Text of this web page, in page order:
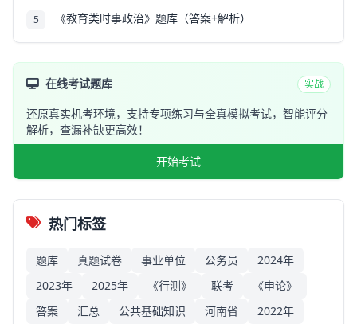
5 《教育类时事政治》题库（答案+解析）
在线考试题库 实战
还原真实机考环境，支持专项练习与全真模拟考试，智能评分
解析，查漏补缺更高效！
开始考试
热门标签
题库 真题试卷 事业单位 公务员
2024年
2023年
2025年 《行测》 联考
《申论》
答案
汇总 公共基础知识 河南省 2022年